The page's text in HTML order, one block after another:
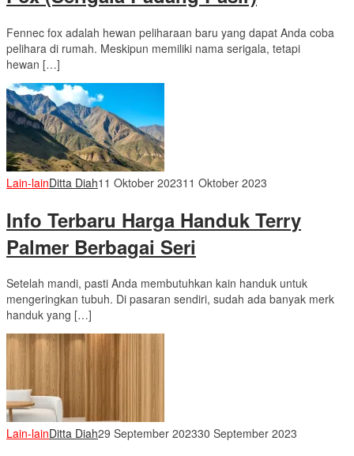
Fennec fox adalah hewan peliharaan baru yang dapat Anda coba
pelihara di rumah. Meskipun memiliki nama serigala, tetapi
hewan […]
Lain-lainDitta Diah11 Oktober 202311 Oktober 2023
Info Terbaru Harga Handuk Terry
Palmer Berbagai Seri
Setelah mandi, pasti Anda membutuhkan kain handuk untuk
mengeringkan tubuh. Di pasaran sendiri, sudah ada banyak merk
handuk yang […]
Lain-lainDitta Diah29 September 202330 September 2023